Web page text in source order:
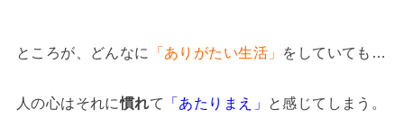
ところが、どんなに 「ありがたい生活」 をしていても…
人の心はそれに慣れて 「あたりまえ」 と感じてしまう。